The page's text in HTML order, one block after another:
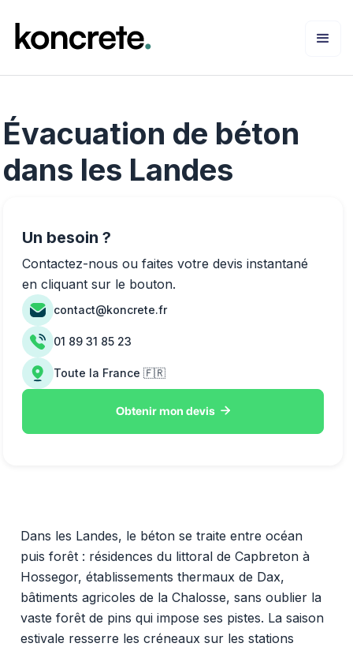
Évacuation de béton
dans les Landes
Dans les Landes, le béton se traite entre océan
puis forêt : résidences du littoral de Capbreton à
Hossegor, établissements thermaux de Dax,
bâtiments agricoles de la Chalosse, sans oublier la
vaste forêt de pins qui impose ses pistes. La saison
estivale resserre les créneaux sur les stations
Un besoin ?
Contactez-nous ou faites votre devis instantané
en cliquant sur le bouton.
contact@koncrete.fr
01 89 31 85 23
Toute la France 🇫🇷
Obtenir mon devis 